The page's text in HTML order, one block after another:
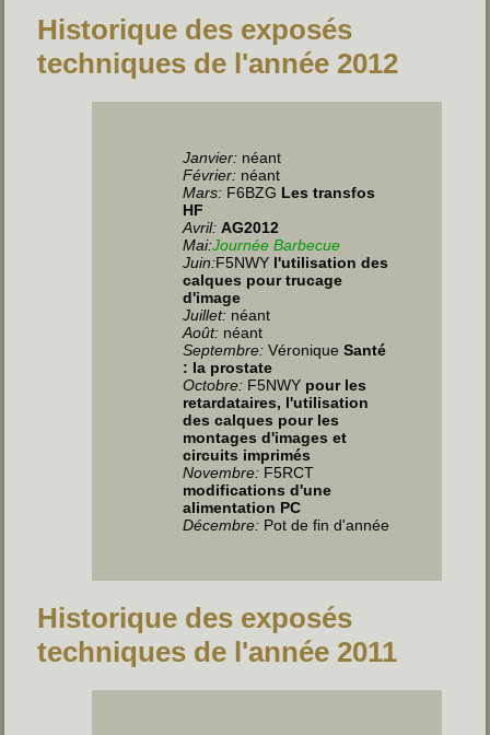
Historique des exposés
techniques de l'année 2012
Janvier: néant
Février: néant
Mars: F6BZG Les transfos
HF
Avril: AG2012
Mai:Journée Barbecue
Juin:F5NWY l'utilisation des
calques pour trucage
d'image
Juillet: néant
Août: néant
Septembre: VéroniqueSanté
: la prostate
Octobre: F5NWY pour les
retardataires, l'utilisation
des calques pour les
montages d'images et
circuits imprimés
Novembre: F5RCT
modifications d'une
alimentation PC
Décembre: Pot de fin d'année
Historique des exposés
techniques de l'année 2011